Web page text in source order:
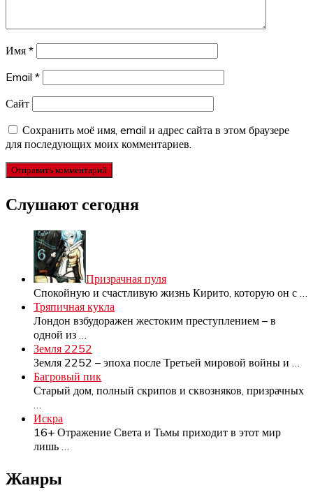
Имя *
Email *
Сайт
Сохранить моё имя, email и адрес сайта в этом браузере
для последующих моих комментариев.
Слушают сегодня
Призрачная пуля
Спокойную и счастливую жизнь Кирито, которую он с
Тряпичная кукла
Лондон взбудоражен жестоким преступлением – в
одной из
Земля 2252
Земля 2252 – эпоха после Третьей мировой войны и
Багровый пик
Старый дом, полный скрипов и сквозняков, призрачных
Искра
16+ Отражение Света и Тьмы приходит в этот мир
лишь
Жанры